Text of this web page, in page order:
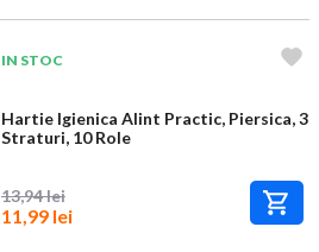
IN STOC
Hartie Igienica Alint Practic, Piersica, 3
Straturi, 10 Role
13,94 lei
11,99 lei